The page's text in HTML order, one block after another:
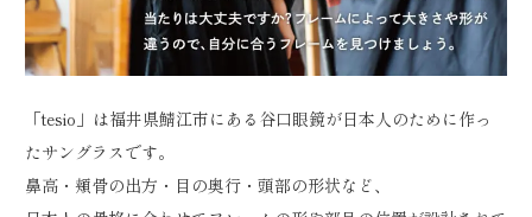
「tesio」は福井県鯖江市にある谷口眼鏡が日本人のために作っ
たサングラスです。
鼻高・頬骨の出方・目の奥行・頭部の形状など、